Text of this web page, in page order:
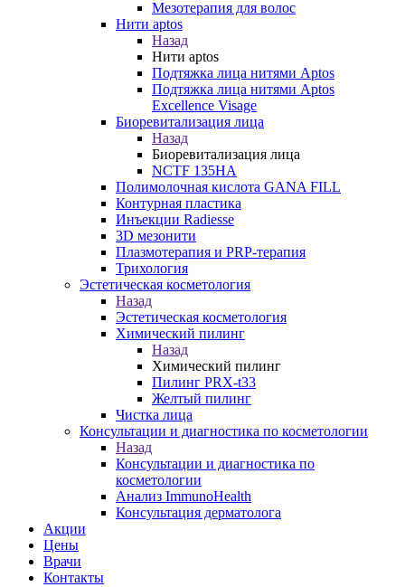
Мезотерапия для волос
Нити aptos
Назад
Нити aptos
Подтяжка лица нитями Aptos
Подтяжка лица нитями Aptos
Excellence Visage
Биоревитализация лица
Назад
Биоревитализация лица
NCTF 135HA
Полимолочная кислота GANA FILL
Контурная пластика
Инъекции Radiesse
3D мезонити
Плазмотерапия и PRP-терапия
Трихология
Эстетическая косметология
Назад
Эстетическая косметология
Химический пилинг
Назад
Химический пилинг
Пилинг PRX-t33
Желтый пилинг
Чистка лица
Консультации и диагностика по косметологии
Назад
Консультации и диагностика по
косметологии
Анализ ImmunoHealth
Консультация дерматолога
Акции
Цены
Врачи
Контакты